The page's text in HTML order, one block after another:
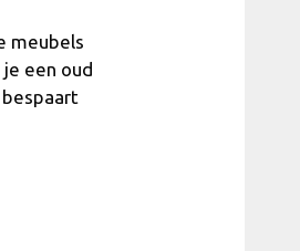
meubels
een oud